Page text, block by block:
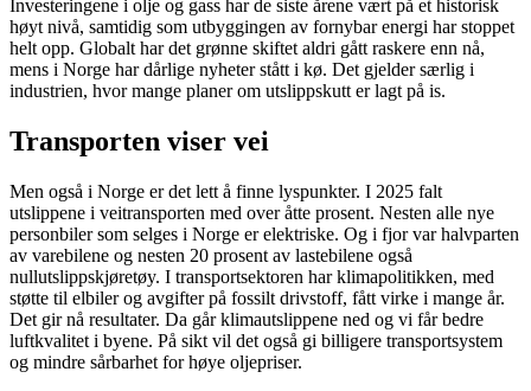
Investeringene i olje og gass har de siste årene vært på et historisk
høyt nivå, samtidig som utbyggingen av fornybar energi har stoppet
helt opp. Globalt har det grønne skiftet aldri gått raskere enn nå,
mens i Norge har dårlige nyheter stått i kø. Det gjelder særlig i
industrien, hvor mange planer om utslippskutt er lagt på is.
Transporten viser vei
Men også i Norge er det lett å finne lyspunkter. I 2025 falt
utslippene i veitransporten med over åtte prosent. Nesten alle nye
personbiler som selges i Norge er elektriske. Og i fjor var halvparten
av varebilene og nesten 20 prosent av lastebilene også
nullutslippskjøretøy. I transportsektoren har klimapolitikken, med
støtte til elbiler og avgifter på fossilt drivstoff, fått virke i mange år.
Det gir nå resultater. Da går klimautslippene ned og vi får bedre
luftkvalitet i byene. På sikt vil det også gi billigere transportsystem
og mindre sårbarhet for høye oljepriser.